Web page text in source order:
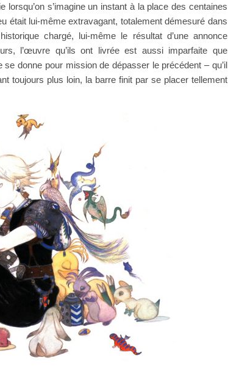
lorsqu’on s’imagine un instant à la place des centaines
était lui-même extravagant, totalement démesuré dans
chargé, lui-même le résultat d’une annonce
l’œuvre qu’ils ont livrée est aussi imparfaite que
donne pour mission de dépasser le précédent – qu’il
toujours plus loin, la barre finit par se placer tellement